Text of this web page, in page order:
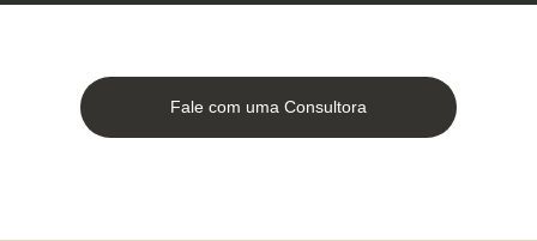
Fale com uma Consultora